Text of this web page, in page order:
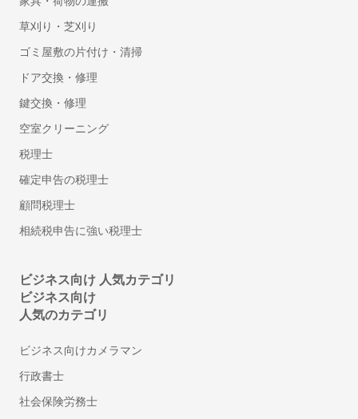
壁の撤去・間取り変更リフォーム
サウナの設置・修理
畳の張り替え・交換
キッチンのリフォーム
手すり取り付け
網戸の張り替え・修理
断熱工事（窓・床・壁）
物件の原状回復
窓ガラスの交換・修理
フロアコーティング・フローリングワックス
お風呂（浴室・ユニットバス）リフォーム
リノベーション・大規模リフォーム
障子の張り替え
ふすまの張り替え
草刈り・芝刈り
ゴミ屋敷の片付け・清掃
ドア交換・修理
鍵交換・修理
空室クリーニング
税理士
確定申告の税理士
顧問税理士
相続税申告に強い税理士
ビジネス向け 人気カテゴリ
ビジネス向け
人気のカテゴリ
ビジネス向けカメラマン
行政書士
社会保険労務士